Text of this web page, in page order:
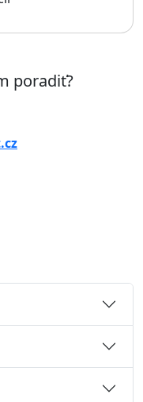
poradiť?